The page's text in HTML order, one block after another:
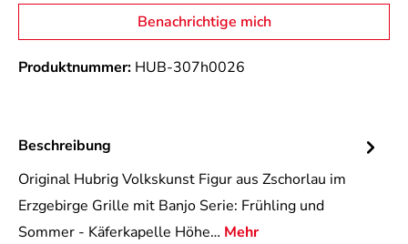
Benachrichtige mich
Produktnummer: HUB-307h0026
Beschreibung
Original Hubrig Volkskunst Figur aus Zschorlau im
Erzgebirge Grille mit Banjo Serie: Frühling und
Sommer - Käferkapelle Höhe… Mehr